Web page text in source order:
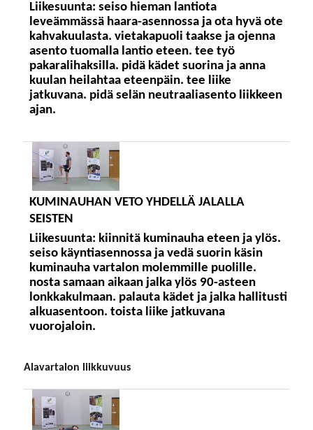
Liikesuunta:seiso hieman lantiota
leveämmässä haara-asennossa ja ota hyvä ote
kahvakuulasta. vietakapuoli taakse ja ojenna
asento tuomalla lantio eteen. tee työ
pakaralihaksilla. pidä kädet suorina ja anna
kuulan heilahtaa eteenpäin. tee liike
jatkuvana. pidä selän neutraaliasento liikkeen
ajan.
KUMINAUHAN VETO YHDELLÄ JALALLA
SEISTEN
Liikesuunta: kiinnitä kuminauha eteen ja ylös.
seiso käyntiasennossa ja vedä suorin käsin
kuminauha vartalon molemmille puolille.
nosta samaan aikaan jalka ylös 90-asteen
lonkkakulmaan. palauta kädet ja jalka hallitusti
alkuasentoon. toista liike jatkuvana
vuorojaloin.
alavartalon liikkuvuus